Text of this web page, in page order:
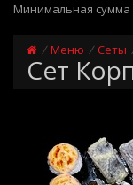
Минимальная
Меню Сеты
Сет